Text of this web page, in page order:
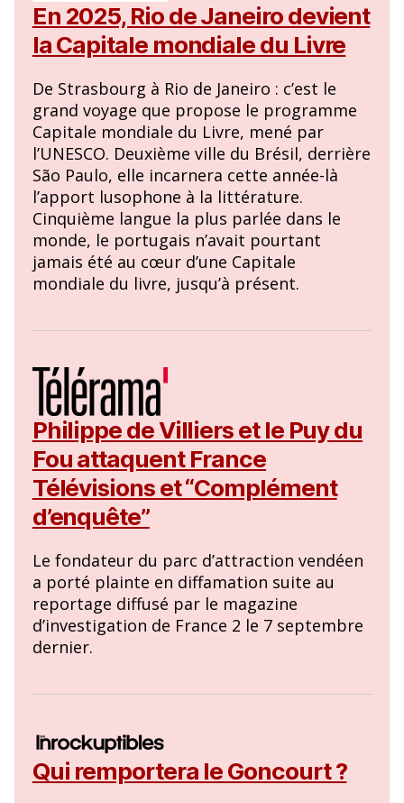
En 2025, Rio de Janeiro devient
la Capitale mondiale du Livre
De Strasbourg à Rio de Janeiro : c’est le
grand voyage que propose le programme
Capitale mondiale du Livre, mené par
l’UNESCO. Deuxième ville du Brésil, derrière
São Paulo, elle incarnera cette année-là
l’apport lusophone à la littérature.
Cinquième langue la plus parlée dans le
monde, le portugais n’avait pourtant
jamais été au cœur d’une Capitale
mondiale du livre, jusqu’à présent.
Philippe de Villiers et le Puy du
Fou attaquent France
Télévisions et “Complément
d’enquête”
Le fondateur du parc d’attraction vendéen
a porté plainte en diffamation suite au
reportage diffusé par le magazine
d’investigation de France 2 le 7 septembre
dernier.
Qui remportera le Goncourt ?